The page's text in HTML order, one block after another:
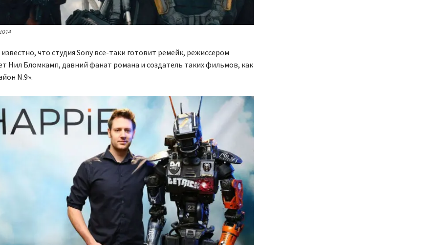
что студия Sony все-таки готовит ремейк, режиссером
Нил Бломкамп, давний фанат романа и создатель таких фильмов, как
N.9».